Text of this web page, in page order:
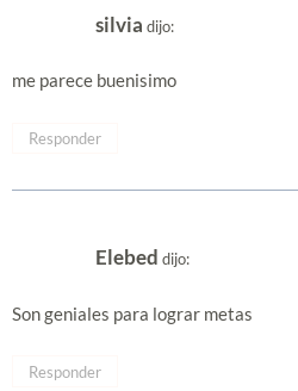
silvia dijo:
me parece buenisimo
Responder
Elebed dijo:
Son geniales para lograr metas
Responder